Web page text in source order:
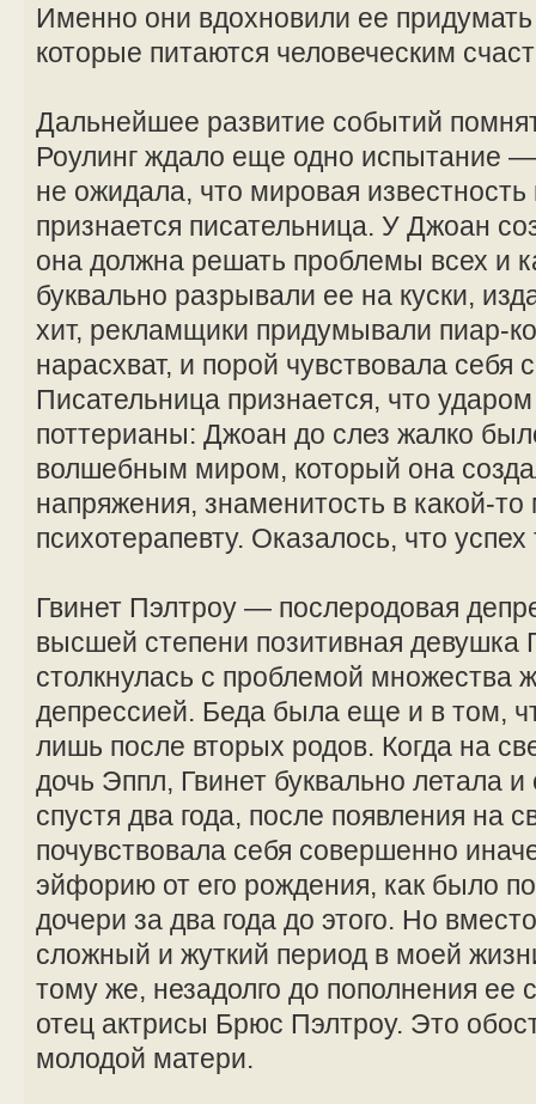
Именно они вдохновили ее
которые питаются человеческим
Дальнейшее развитие событий
Роулинг ждало еще одно испытание
не ожидала, что мировая известность
признается писательница. У Джоан
она должна решать проблемы всех и
буквально разрывали ее на куски,
хит, рекламщики придумывали пиар-
нарасхват, и порой чувствовала себя
Писательница признается, что
поттерианы: Джоан до слез жалко
волшебным миром, который она
напряжения, знаменитость в какой-
психотерапевту. Оказалось, что
Гвинет Пэлтроу — послеродовая
высшей степени позитивная девушка
столкнулась с проблемой
депрессией. Беда была еще и в том,
лишь после вторых родов. Когда на
дочь Эппл, Гвинет буквально летала
спустя два года, после появления на
почувствовала себя совершенно
эйфорию от его рождения, как было
дочери за два года до этого. Но
сложный и жуткий период в моей
тому же, незадолго до пополнения ее
отец актрисы Брюс Пэлтроу. Это
молодой матери.